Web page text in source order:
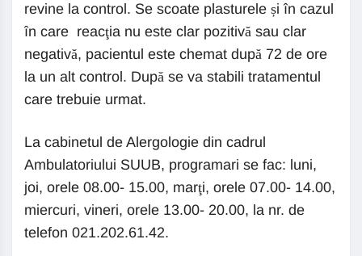
revine la control. Se scoate plasturele și în cazul
în care reacţia nu este clar pozitivă sau clar
negativă, pacientul este chemat după 72 de ore
la un alt control. După se va stabili tratamentul
care trebuie urmat.
La cabinetul de Alergologie din cadrul
Ambulatoriului SUUB, programari se fac: luni,
joi, orele 08.00- 15.00, marţi, orele 07.00- 14.00,
miercuri, vineri, orele 13.00- 20.00, la nr. de
telefon 021.202.61.42.